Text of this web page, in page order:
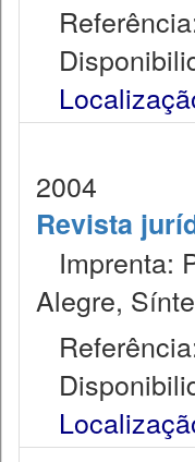
2004
Revista
Imprenta:
Alegre,